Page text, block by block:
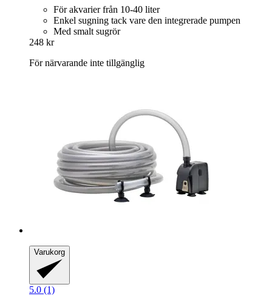
För akvarier från 10-40 liter
Enkel sugning tack vare den integrerade pumpen
Med smalt sugrör
248 kr
För närvarande inte tillgänglig
Varukorg
5.0 (1)